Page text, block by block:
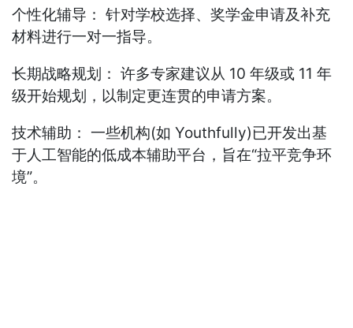
个性化辅导： 针对学校选择、奖学金申请及补充
材料进行一对一指导。
长期战略规划： 许多专家建议从 10 年级或 11 年
级开始规划，以制定更连贯的申请方案。
技术辅助： 一些机构(如 Youthfully)已开发出基
于人工智能的低成本辅助平台，旨在“拉平竞争环
境”。